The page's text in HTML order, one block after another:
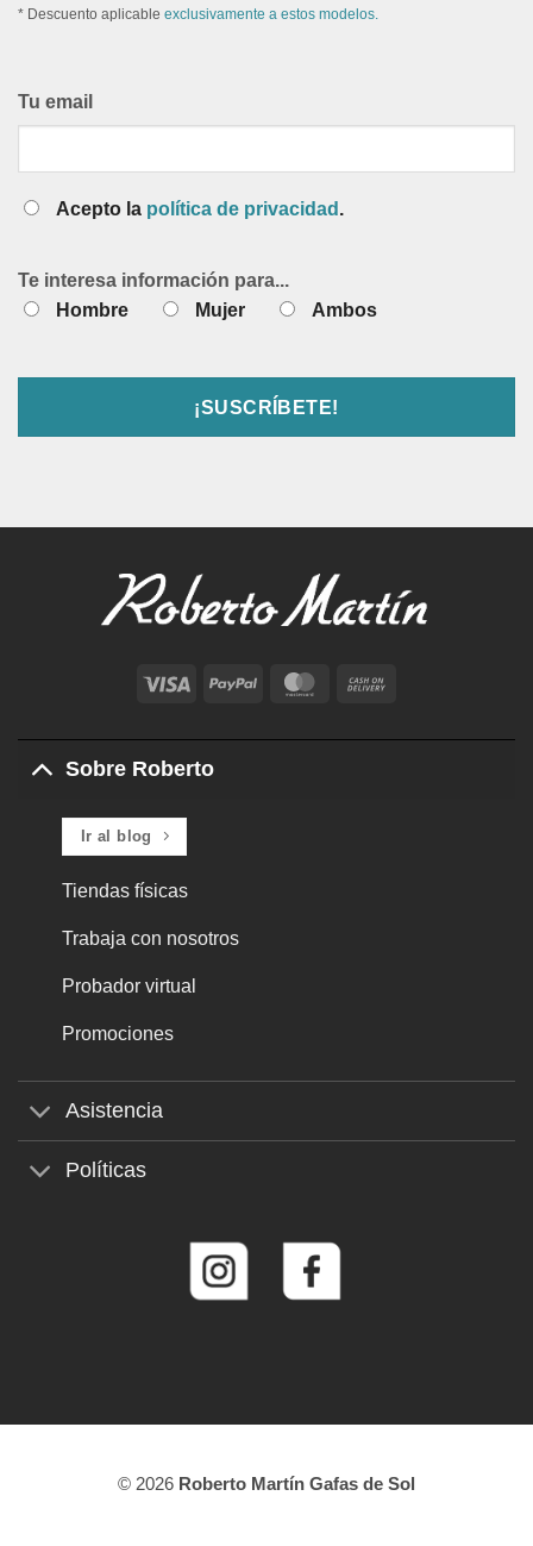
* Descuento aplicable exclusivamente a estos modelos.
Tu email
Acepto la política de privacidad .
Te interesa información para...
Hombre
Mujer Ambos
Visa PayPal MasterCard
Delivery
Sobre Roberto
Ir al blog
Tiendas físicas
Trabaja con nosotros
Probador virtual
Promociones
Asistencia
Políticas
© 2026 Roberto Martín Gafas de Sol